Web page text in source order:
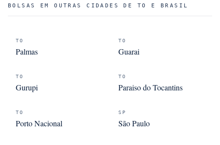
BOLSAS EM OUTRAS CIDADES DE TO E BRASIL
TO
Palmas
TO
Guarai
TO
Gurupi
TO
Paraiso do Tocantins
TO
Porto Nacional
SP
São Paulo